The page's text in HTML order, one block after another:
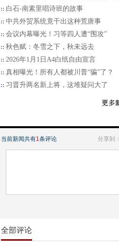
白石-南素里唱诗班的故事
中共外贸系统竟干出这种荒唐事
会议内幕曝光！习等四人遭“围攻”
秋色赋：冬雪之下，秋未远去
2026年1月1日A4白纸自由宣言
真相曝光！所有人都被川普“骗”了？
习晋升两名新上将，这堆疑问大了
当前新闻共有1条评论 分享到：
全部评论